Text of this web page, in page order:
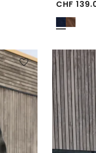
CHF